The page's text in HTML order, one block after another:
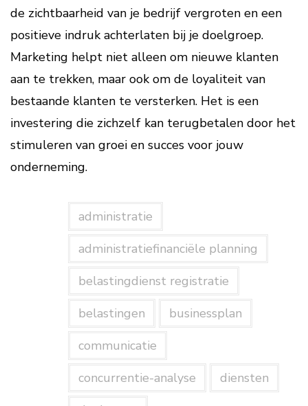
de zichtbaarheid van je bedrijf vergroten en een
positieve indruk achterlaten bij je doelgroep.
Marketing helpt niet alleen om nieuwe klanten
aan te trekken, maar ook om de loyaliteit van
bestaande klanten te versterken. Het is een
investering die zichzelf kan terugbetalen door het
stimuleren van groei en succes voor jouw
onderneming.
administratie
administratiefinanciële planning
belastingdienst registratie
belastingen
businessplan
communicatie
concurrentie-analyse
diensten